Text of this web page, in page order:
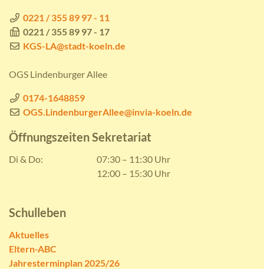
0221 / 355 89 97 - 11
0221 / 355 89 97 - 17
KGS-LA@stadt-koeln.de
OGS Lindenburger Allee
0174-1648859
OGS.LindenburgerAllee@invia-koeln.de
Öffnungszeiten Sekretariat
Di & Do:
07:30 – 11:30 Uhr
12:00 – 15:30 Uhr
Schulleben
Aktuelles
Eltern-ABC
Jahresterminplan 2025/26